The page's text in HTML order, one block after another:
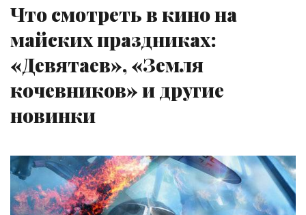
Что смотреть в кино на
майских праздниках:
«Девятаев», «Земля
кочевников» и другие
новинки